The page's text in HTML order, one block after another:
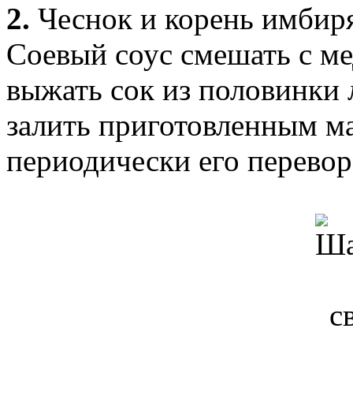
2. Чеснок и корень
Соевый соус смешать с
выжать сок из
залить приготовленным
периодически его